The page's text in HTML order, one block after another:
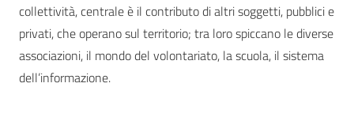
collettività, centrale è il contributo di altri soggetti, pubblici e
privati, che operano sul territorio; tra loro spiccano le diverse
associazioni, il mondo del volontariato, la scuola, il sistema
dell’informazione.